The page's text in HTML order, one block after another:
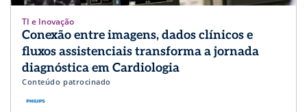
TI e Inovação
Conexão entre imagens, dados clínicos e
fluxos assistenciais transforma a jornada
diagnóstica em Cardiologia
Conteúdo patrocinado